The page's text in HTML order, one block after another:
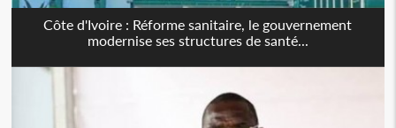
Côte d'Ivoire : Réforme sanitaire, le gouvernement
modernise ses structures de santé...